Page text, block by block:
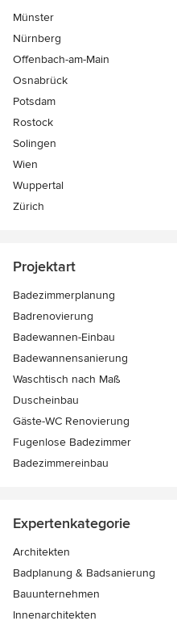
Münster
Nürnberg
Offenbach-am-Main
Osnabrück
Potsdam
Rostock
Solingen
Wien
Wuppertal
Zürich
Projektart
Badezimmerplanung
Badrenovierung
Badewannen-Einbau
Badewannensanierung
Waschtisch nach Maß
Duscheinbau
Gäste-WC Renovierung
Fugenlose Badezimmer
Badezimmereinbau
Expertenkategorie
Architekten
Badplanung & Badsanierung
Bauunternehmen
Innenarchitekten